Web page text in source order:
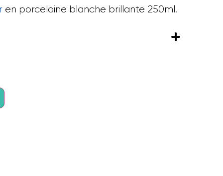
en porcelaine blanche brillante 250ml.